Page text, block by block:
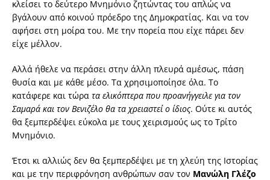
κλείσει το δεύτερο Μνημόνιο ζητώντας του απλώς να
βγάλουν από κοινού πρόεδρο της Δημοκρατίας. Και να τον
αφήσει στη μοίρα του. Με την πορεία που είχε πάρει δεν
είχε μέλλον.
Αλλά ήθελε να περάσει στην άλλη πλευρά αμέσως, πάση
θυσία και με κάθε μέσο. Τα χρησιμοποίησε όλα. Το
κατάφερε και τώρα τα ελικόπτερα που προανήγγειλε για τον
Σαμαρά και τον Βενιζέλο θα τα χρειαστεί ο ίδιος. Ούτε κι αυτός
θα ξεμπερδέψει εύκολα με τους χειρισμούς ως το Τρίτο
Μνημόνιο.
Έτσι κι αλλιώς δεν θα ξεμπερδέψει με τη χλεύη της Ιστορίας
και με την περιφρόνηση ανθρώπων σαν τον Μανώλη Γλέζο